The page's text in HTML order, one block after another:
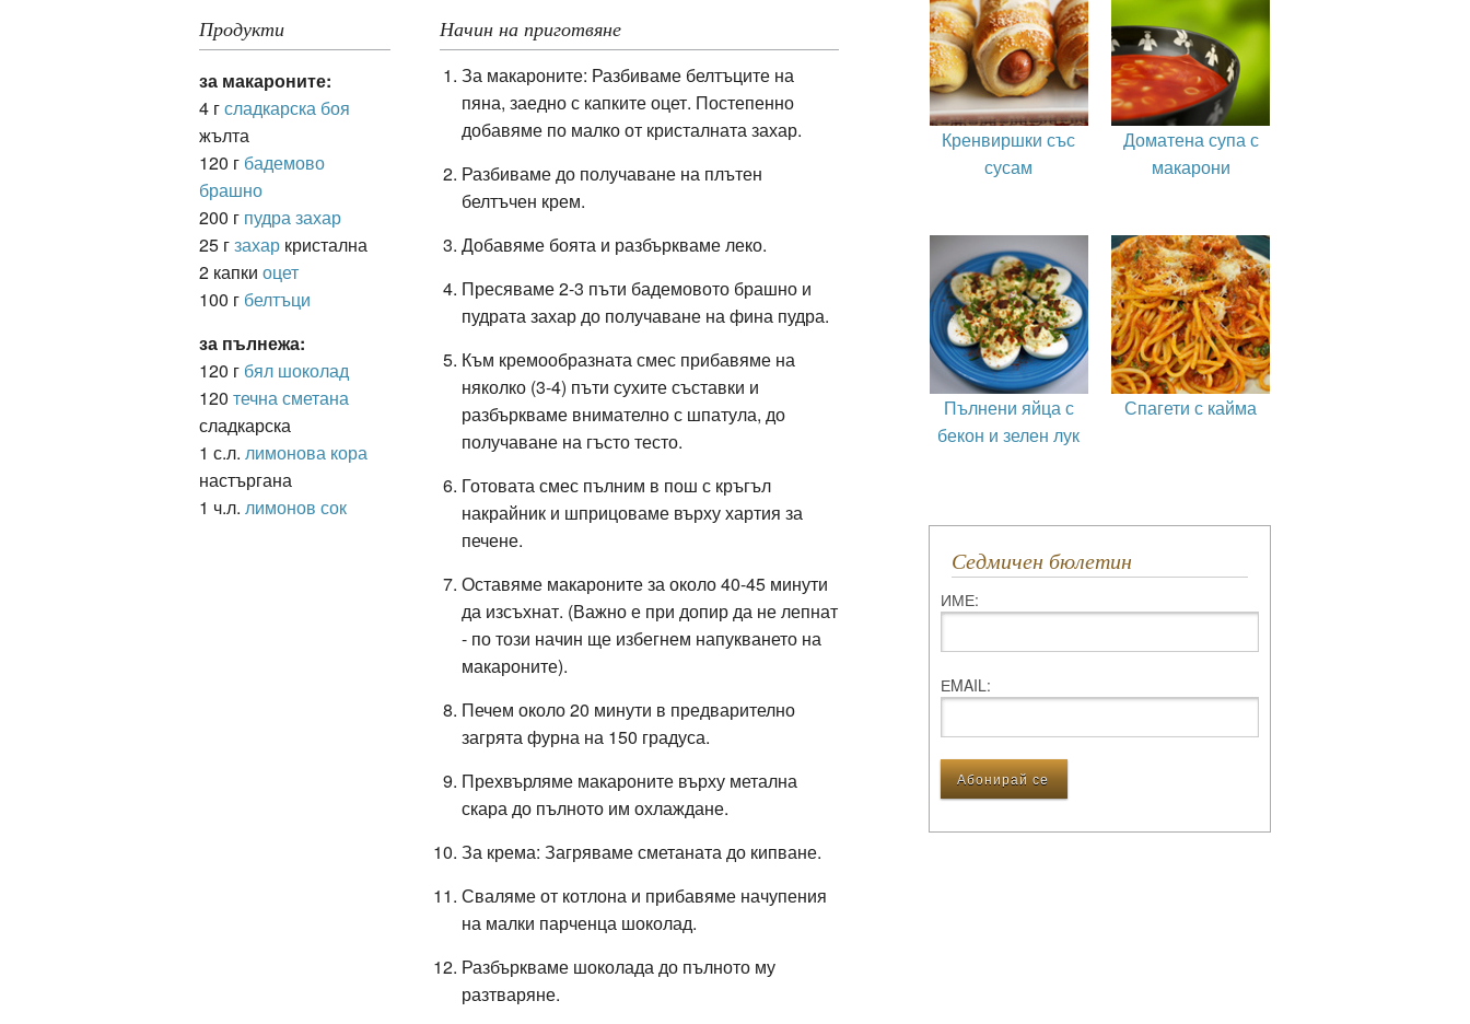
Продукти
за макароните:
4 гсладкарска боя
жълта
120 г бадемово
брашно
200 г пудра захар
25 гзахар кристална
2 капки оцет
100 г белтъци
за пълнежа:
120 г бял шоколад
120 течна сметана
сладкарска
1 с.л. лимонова кора
настъргана
1 ч.л. лимонов сок
Начин на приготвяне
За макароните: Разбиваме белтъците на
пяна, заедно с капките оцет. Постепенно
добавяме по малко от кристалната захар.
Разбиваме до получаване на плътен
белтъчен крем.
Добавяме боята и разбъркваме леко.
Пресяваме 2-3 пъти бадемовото брашно и
пудрата захар до получаване на фина пудра.
Към кремообразната смес прибавяме на
няколко (3-4) пъти сухите съставки и
разбъркваме внимателно с шпатула, до
получаване на гъсто тесто.
Готовата смес пълним в пош с кръгъл
накрайник и шприцоваме върху хартия за
печене.
Оставяме макароните за около 40-45 минути
да изсъхнат. (Важно е при допир да не лепнат
- по този начин ще избегнем напукването на
макароните).
Печем около 20 минути в предварително
загрята фурна на 150 градуса.
Прехвърляме макароните върху метална
скара до пълното им охлаждане.
За крема: Загряваме сметаната до кипване.
Сваляме от котлона и прибавяме начупения
на малки парченца шоколад.
Разбъркваме шоколада до пълното му
разтваряне.
Кренвиршки със
сусам
Доматена супа с
макарони
Пълнени яйца с
бекон и зелен лук
Спагети с кайма
Седмичен бюлетин
ИМЕ:
ЕMAIL: